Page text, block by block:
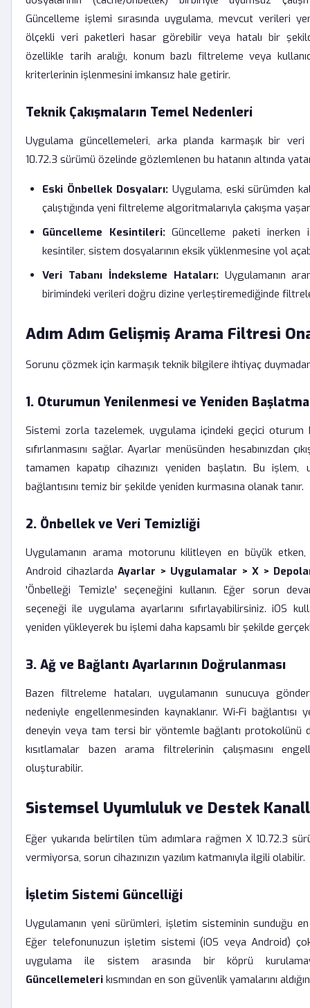
Güncelleme işlemi sırasında uygulama, mevcut verileri
ölçekli veri paketleri hasar görebilir veya hatalı bir
özellikle tarih aralığı, konum bazlı filtreleme veya
kriterlerinin işlenmesini imkansız hale getirir.
Teknik Çakışmaların Temel Nedenleri
Uygulama güncellemeleri, arka planda karmaşık bir veri
10.72.3 sürümü özelinde gözlemlenen bu hatanın altında
Eski Önbellek Dosyaları:Uygulama, eski sürümden
çalıştığında yeni filtreleme algoritmalarıyla çakışma
Güncelleme Kesintileri:Güncelleme paketi inerken
kesintiler, sistem dosyalarının eksik yüklenmesine yol
Veri Tabanı İndeksleme Hataları:Uygulamanın
birimindeki verileri doğru dizine yerleştiremediğinde
Adım Adım Gelişmiş Arama Filtresi
Sorunu çözmek için karmaşık teknik bilgilere ihtiyaç
1. Oturumun Yenilenmesi ve Yeniden Başlatma
Sistemi zorla tazelemek, uygulama içindeki geçici oturum
sıfırlanmasını sağlar. Ayarlar menüsünden hesabınızdan
tamamen kapatıp cihazınızı yeniden başlatın. Bu işlem,
bağlantısını temiz bir şekilde yeniden kurmasına olanak tanır.
2. Önbellek ve Veri Temizliği
Uygulamanın arama motorunu kilitleyen en büyük etken,
Android cihazlardaAyarlar > Uygulamalar > X >
'Önbelleği Temizle' seçeneğini kullanın. Eğer sorun
seçeneği ile uygulama ayarlarını sıfırlayabilirsiniz. iOS
yeniden yükleyerek bu işlemi daha kapsamlı bir şekilde
3. Ağ ve Bağlantı Ayarlarının Doğrulanması
Bazen filtreleme hataları, uygulamanın sunucuya
nedeniyle engellenmesinden kaynaklanır. Wi-Fi bağlantısı
deneyin veya tam tersi bir yöntemle bağlantı protokolünü
kısıtlamalar bazen arama filtrelerinin çalışmasını
oluşturabilir.
Sistemsel Uyumluluk ve Destek
Eğer yukarıda belirtilen tüm adımlara rağmen X 10.72.3
vermiyorsa, sorun cihazınızın yazılım katmanıyla ilgili olabilir.
İşletim Sistemi Güncelliği
Uygulamanın yeni sürümleri, işletim sisteminin sunduğu
Eğer telefonunuzun işletim sistemi (iOS veya Android)
uygulama ile sistem arasında bir köprü
Güncellemeleri kısmından en son güvenlik yamalarını